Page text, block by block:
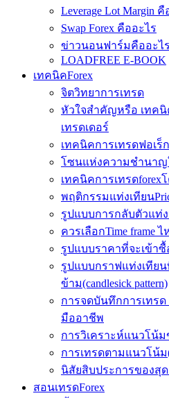
Leverage Lot Margin
Swap Forex คืออะไร
ข่าวนอนฟาร์มคืออะไร
LOADFREE E-BOOK
เทคนิคForex
จิตวิทยาการเทรด
หัวใจสำคัญหรือ เทคนิ
เทรดเดอร์
เทคนิคการเทรดฟอเร็
โซนแห่งความชำนาญ
เทคนิคการเทรดforex
พฤติกรรมแท่งเทียน
รูปแบบการกลับตัวแท่
ควรเลือกTime frame
รูปแบบราคาที่จะเข้าซื้
รูปแบบกราฟแท่งเทีย
ข้าม(candlesick pattern)
การจดบันทึกการเทรด
มืออาชีพ
การวิเคราะห์แนวโน้
การเทรดตามแนวโน้ม
นิสัยสิบประการของสุด
สอนเทรดForex